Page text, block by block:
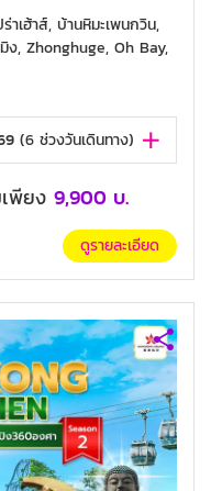
าเฮ้าส์, บ้านหิมะเพนกวิน,
, Zhonghuge, Oh Bay,
(6 ช่วงวันเดินทาง)
พียง 9,900 บ.
ดูรายละเอียด